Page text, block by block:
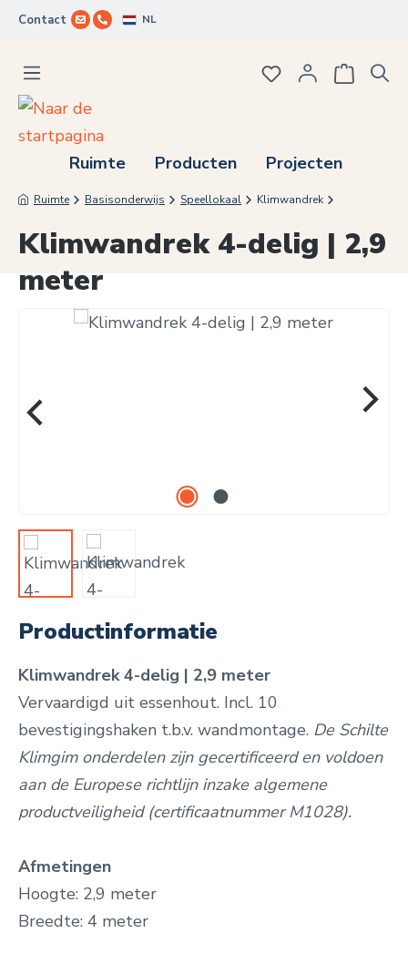
Ga naar de hoofdinhoud
Contact NL
Ruimte Producten Projecten
Je hebt 0 items
Ruimte Basisonderwijs Speellokaal Klimwandrek
Klimwandrek 4-delig | 2,9
meter
Afbeeldingengalerij overslaan
Productinformatie
Klimwandrek 4-delig | 2,9 meter
Vervaardigd uit essenhout. Incl. 10
bevestigingshaken t.b.v. wandmontage. De Schilte
Klimgim onderdelen zijn gecertificeerd en voldoen
aan de Europese richtlijn inzake algemene
productveiligheid (certificaatnummer M1028).
Afmetingen
Hoogte: 2,9 meter
Breedte: 4 meter